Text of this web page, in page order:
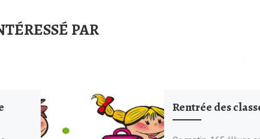
PAR
Rentrée des